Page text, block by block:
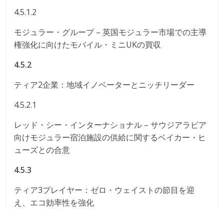
4.5.1.2
モジュラー・グループ – 英国モジュラー市場での主導
権強化に向けたモバイル・ミニUKの買収
4.5.2
ティア2企業：地域イノベーターとニッチリーダー
4.5.2.1
レッド・シー・インターナショナル – サウジアラビア
向けモジュラー宿泊施設の供給に関するベイカー・ヒ
ューズとの合意
4.5.3
ティア3プレイヤー：ゼロ・ウェイストの節目を迎
え、エコ効率性を強化